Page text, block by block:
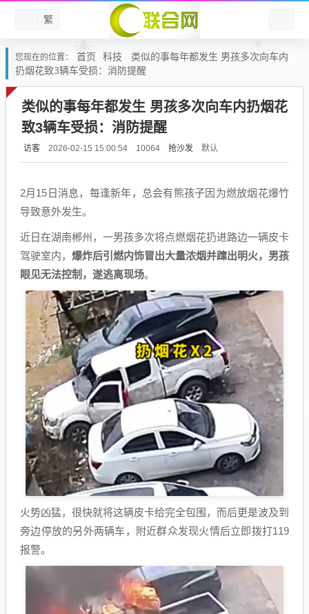
繁
您现在的位置： 首页 科技
类似的事每年都发生 男孩多次向车内
扔烟花致3辆车受损：消防提醒
类似的事每年都发生 男孩多次向车内扔烟花
致3辆车受损：消防提醒
访客 2026-02-15 15:00:54 10064 抢沙发 默认
2月15日消息，每逢新年，总会有熊孩子因为燃放烟花爆竹
导致意外发生。
近日在湖南郴州，一男孩多次将点燃烟花扔进路边一辆皮卡
驾驶室内， 爆炸后引燃内饰冒出大量浓烟并蹿出明火，男孩
眼见无法控制，遂逃离现场。
火势凶猛，很快就将这辆皮卡给完全包围，而后更是波及到
旁边停放的另外两辆车，附近群众发现火情后立即拨打119
报警。